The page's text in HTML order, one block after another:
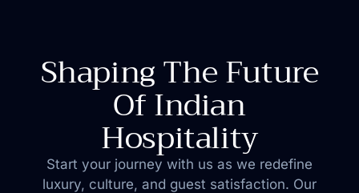
Shaping The Future
Of Indian
Hospitality
Start your journey with us as we redefine
luxury, culture, and guest satisfaction. Our